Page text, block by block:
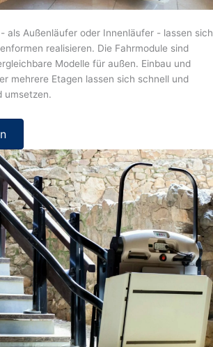
als Außenläufer oder Innenläufer - lassen sich
realisieren. Die Fahrmodule sind
Modelle für außen. Einbau und
mehrere Etagen lassen sich schnell und
umsetzen.